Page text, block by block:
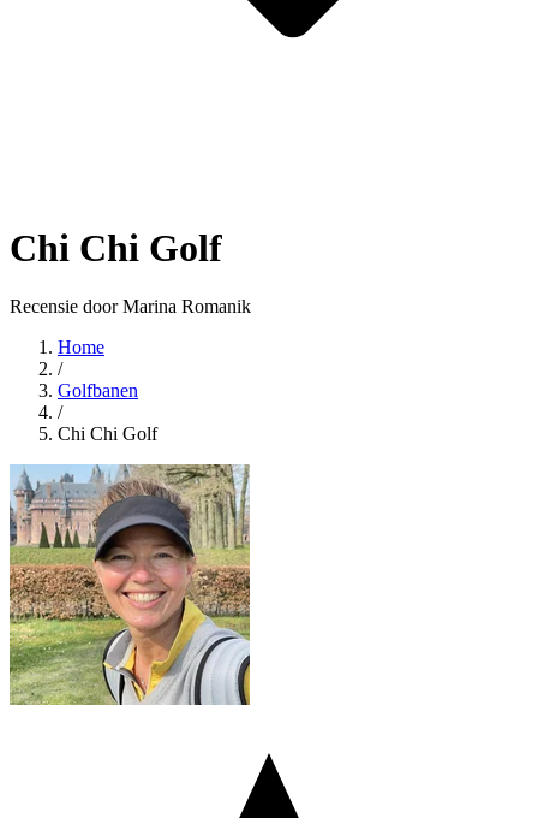
Chi Chi Golf
Recensie door Marina Romanik
Home
/
Golfbanen
/
Chi Chi Golf